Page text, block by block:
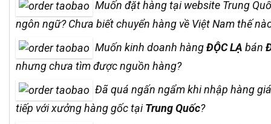
Muốn đặt hàng tại website Trung
ngôn ngữ? Chưa biết chuyển hàng về Việt Nam thế
Muốn kinh doanh hàngĐỘC LẠ bán
nhưng chưa tìm được nguồn hàng?
Đã quá ngấn ngẩm khi nhập hàng
tiếp với xưởng hàng gốc tạiTrung Quốc?